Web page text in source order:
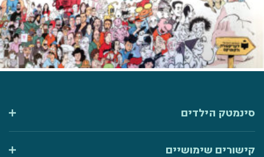
סינמטק הילדים
קישורים שימושיים